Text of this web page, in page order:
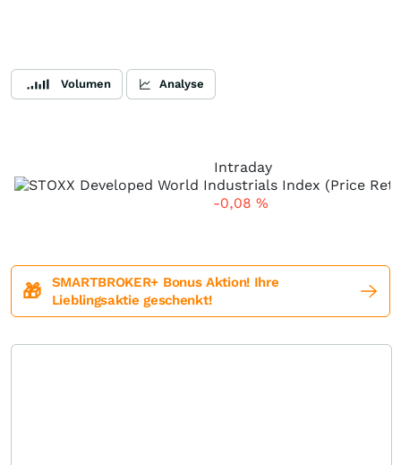
Volumen Analyse
Intraday
-0,08 %
🎁
SMARTBROKER+ Bonus Aktion! Ihre
Lieblingsaktie geschenkt!